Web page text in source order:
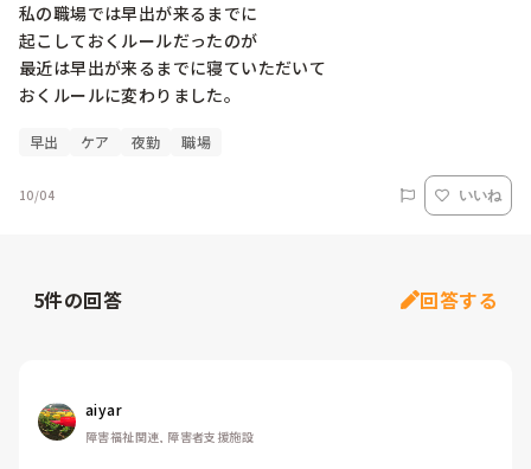
私の職場では早出が来るまでに
起こしておくルールだったのが
最近は早出が来るまでに寝ていただいて
おくルールに変わりました。
早出 ケア 夜勤 職場
10/04 いいね
5件の回答 回答する
aiyar
障害福祉関連, 障害者支援施設